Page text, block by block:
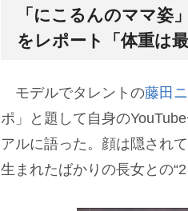
「にこるんのママ姿
をレポート「体重は
モデルでタレントの藤田
ポ」と題して自身の
アルに語った。顔は隠され
生まれたばかりの長女との